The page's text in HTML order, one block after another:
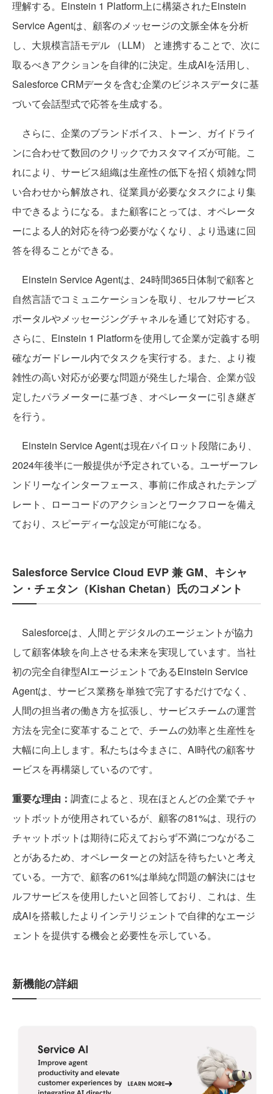
理解する。Einstein 1 Platform上に構築されたEinstein
Service Agentは、顧客のメッセージの文脈全体を分析
し、大規模言語モデル （LLM） と連携することで、次に
取るべきアクションを自律的に決定。生成AIを活用し、
Salesforce CRMデータを含む企業のビジネスデータに基
づいて会話型式で応答を生成する。
さらに、企業のブランドボイス、トーン、ガイドライ
ンに合わせて数回のクリックでカスタマイズが可能。こ
れにより、サービス組織は生産性の低下を招く煩雑な問
い合わせから解放され、従業員が必要なタスクにより集
中できるようになる。また顧客にとっては、オペレータ
ーによる人的対応を待つ必要がなくなり、より迅速に回
答を得ることができる。
Einstein Service Agentは、24時間365日体制で顧客と
自然言語でコミュニケーションを取り、セルフサービス
ポータルやメッセージングチャネルを通じて対応する。
さらに、Einstein 1 Platformを使用して企業が定義する明
確なガードレール内でタスクを実行する。また、より複
雑性の高い対応が必要な問題が発生した場合、企業が設
定したパラメーターに基づき、オペレーターに引き継ぎ
を行う。
Einstein Service Agentは現在パイロット段階にあり、
2024年後半に一般提供が予定されている。ユーザーフレ
ンドリーなインターフェース、事前に作成されたテンプ
レート、ローコードのアクションとワークフローを備え
ており、スピーディーな設定が可能になる。
Salesforce Service Cloud EVP 兼 GM、キシャ
ン・チェタン（Kishan Chetan）氏のコメント
Salesforceは、人間とデジタルのエージェントが協力
して顧客体験を向上させる未来を実現しています。当社
初の完全自律型AIエージェントであるEinstein Service
Agentは、サービス業務を単独で完了するだけでなく、
人間の担当者の働き方を拡張し、サービスチームの運営
方法を完全に変革することで、チームの効率と生産性を
大幅に向上します。私たちは今まさに、AI時代の顧客サ
ービスを再構築しているのです。
重要な理由： 調査によると、現在ほとんどの企業でチャ
ットボットが使用されているが、顧客の81%は、現行の
チャットボットは期待に応えておらず不満につながるこ
とがあるため、オペレーターとの対話を待ちたいと考え
ている。一方で、顧客の61%は単純な問題の解決にはセ
ルフサービスを使用したいと回答しており、これは、生
成AIを搭載したよりインテリジェントで自律的なエージ
ェントを提供する機会と必要性を示している。
新機能の詳細